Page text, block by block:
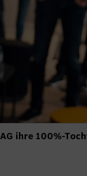
ihre 100%-